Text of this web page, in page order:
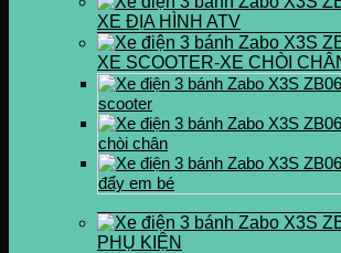
XE ĐỊA HÌNH ATV
XE SCOOTER-XE CHÒI
scooter
chòi chân
đẩy em bé
PHỤ KIỆN